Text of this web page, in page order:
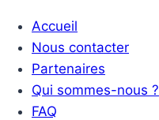
le
Japon
et
Accueil
Nous contacter
Partenaires
Qui sommes-nous ?
FAQ